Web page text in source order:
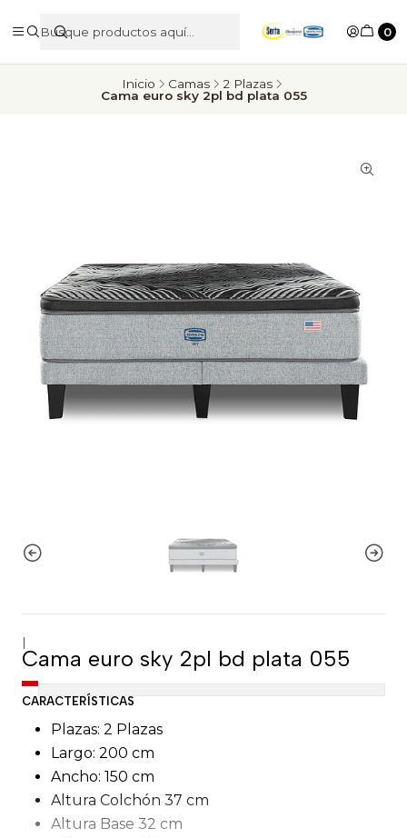
0
Inicio Camas
2 Plazas
Cama euro sky 2pl bd plata 055
|
Cama euro sky 2pl bd plata 055
CARACTERÍSTICAS
Plazas: 2 Plazas
Largo: 200 cm
Ancho: 150 cm
Altura Colchón 37 cm
Altura Base 32 cm